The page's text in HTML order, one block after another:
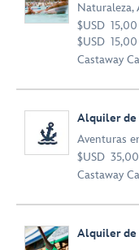
Naturaleza,
$USD
$USD
Castaway
Alquiler de
Aventuras
$USD
Castaway
Alquiler de